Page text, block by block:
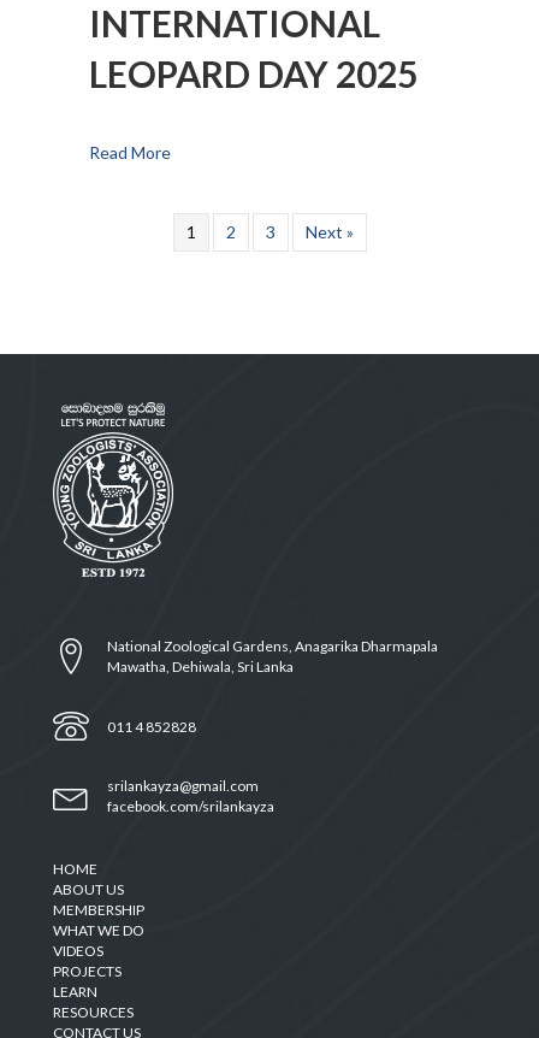
INTERNATIONAL
LEOPARD DAY 2025
Read More
1 2 3 Next »
National Zoological Gardens, Anagarika Dharmapala
Mawatha, Dehiwala, Sri Lanka
011 4 852828
srilankayza@gmail.com
facebook.com/srilankayza
HOME
ABOUT US
MEMBERSHIP
WHAT WE DO
VIDEOS
PROJECTS
LEARN
RESOURCES
CONTACT US